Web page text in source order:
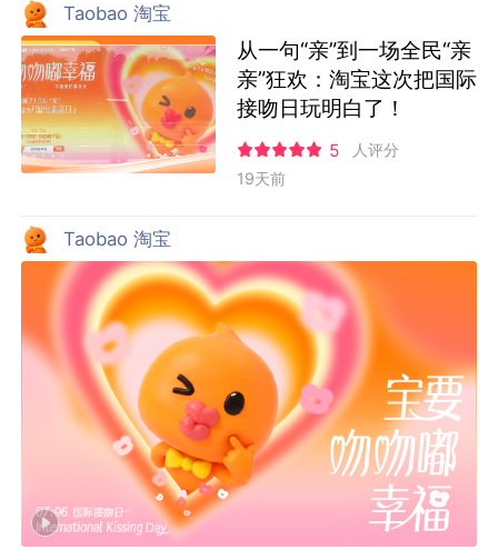
Taobao 淘宝
从一句“亲”到一场全民“亲
亲”狂欢：淘宝这次把国际
接吻日玩明白了！
5
人评分
19天前
Taobao 淘宝